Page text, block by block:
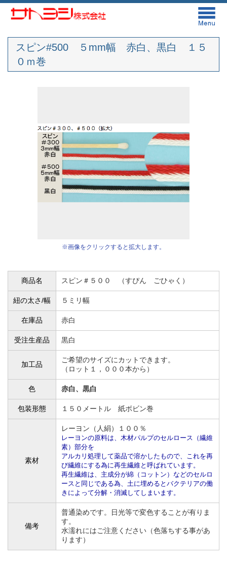
スピン#500 ５mm幅 赤白、黒白 １５
０ｍ巻
※画像をクリックすると拡大します。
商品名 スピン＃５００ （すぴん ごひゃく）
紐の太さ/幅 ５ミリ幅
在庫品 赤白
受注生産品 黒白
加工品
ご希望のサイズにカットできます。
（ロット１，０００本から）
色 赤白、黒白
包装形態 １５０メートル 紙ボビン巻
素材
レーヨン（人絹）１００％
レーヨンの原料は、木材パルプのセルロース（繊維
素）部分を
アルカリ処理して薬品で溶かしたもので、これを再
び繊維にする為に再生繊維と呼ばれています。
再生繊維は、主成分が綿（コットン）などのセルロ
ースと同じである為、土に埋めるとバクテリアの働
きによって分解・消滅してしまいます。
備考
普通染めです。日光等で変色することが有りま
す。
水濡れにはご注意ください（色落ちする事があ
ります）